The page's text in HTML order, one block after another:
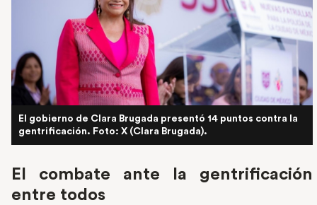
El gobierno de Clara Brugada presentó 14 puntos contra la
gentrificación. Foto: X (Clara Brugada).
El combate ante la gentrificación
entre todos